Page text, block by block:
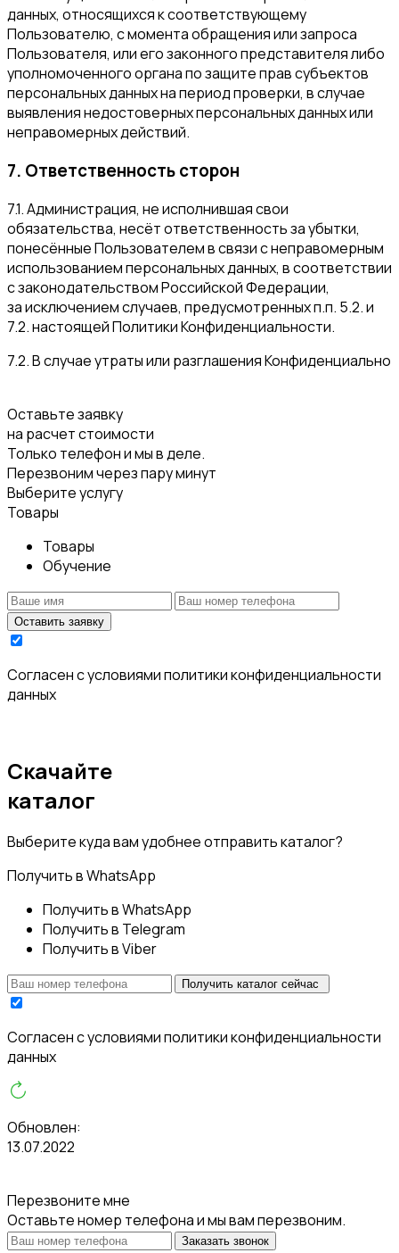
данных, относящихся к соответствующему
Пользователю, с момента обращения или запроса
Пользователя, или его законного представителя либо
уполномоченного органа по защите прав субъектов
персональных данных на период проверки, в случае
выявления недостоверных персональных данных или
неправомерных действий.
7. Ответственность сторон
7.1. Администрация, не исполнившая свои
обязательства, несёт ответственность за убытки,
понесённые Пользователем в связи с неправомерным
использованием персональных данных, в соответствии
с законодательством Российской Федерации,
за исключением случаев, предусмотренных п.п. 5.2. и
7.2. настоящей Политики Конфиденциальности.
7.2. В случае утраты или разглашения Конфиденциально
Оставьте заявку
на расчет стоимости
Только телефон и мы в деле.
Перезвоним через пару минут
Выберите услугу
Товары
Товары
Обучение
Оставить заявку
Cогласен с условиямиполитики конфиденциальности
данных
Скачайте
каталог
Выберите куда вам удобнее отправить каталог?
Получить в WhatsApp
Получить в WhatsApp
Получить в Telegram
Получить в Viber
Получить каталог сейчас
Cогласен с условиямиполитики конфиденциальности
данных
Обновлен:
13.07.2022
Перезвоните мне
Оставьте номер телефона и мы вам перезвоним.
Заказать звонок